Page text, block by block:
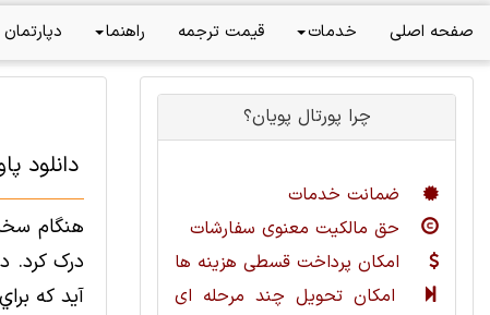
صفحه اصلی خدمات قیمت ترجمه راهنما
دانلود
هنگام
درک کرد.
آيد که
چرا پورتال پویان؟
ضمانت خدمات
حق مالکیت معنوی سفارشات
امکان پرداخت قسطی هزینه ها
امکان تحویل چند مرحله ای